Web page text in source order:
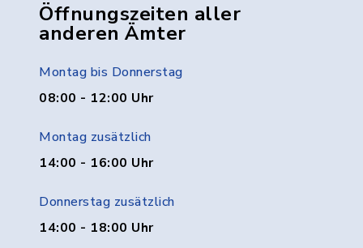
Öffnungszeiten aller
anderen Ämter
Montag bis Donnerstag
08:00 - 12:00 Uhr
Montag zusätzlich
14:00 - 16:00 Uhr
Donnerstag zusätzlich
14:00 - 18:00 Uhr